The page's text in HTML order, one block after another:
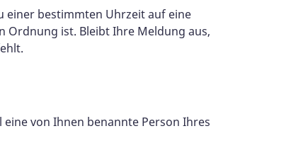
einer bestimmten Uhrzeit auf eine
Ordnung ist. Bleibt Ihre Meldung aus,
von Ihnen benannte Person Ihres